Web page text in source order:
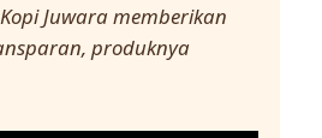
Juwara memberikan
produknya